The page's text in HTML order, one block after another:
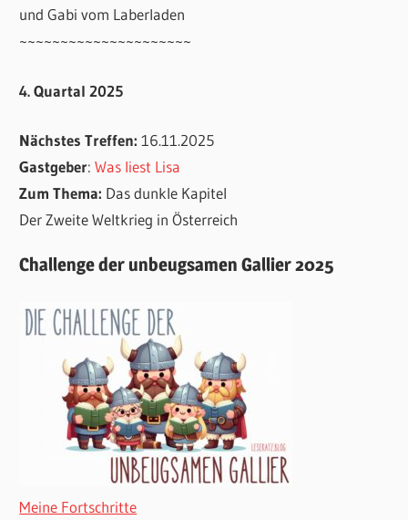
und Gabi vom Laberladen
~~~~~~~~~~~~~~~~~~~~~
4. Quartal 2025
Nächstes Treffen:16.11.2025
Gastgeber:Was liest Lisa
Zum Thema: Das dunkle Kapitel
Der Zweite Weltkrieg in Österreich
Challenge der unbeugsamen Gallier 2025
Meine Fortschritte